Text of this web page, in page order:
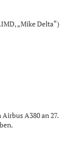
„Mike Delta“)
A380 an 27.